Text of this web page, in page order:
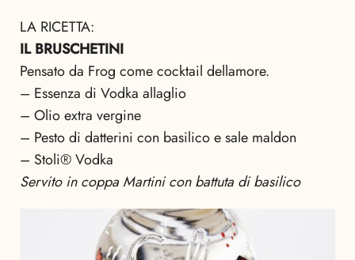
LA RICETTA:
IL BRUSCHETINI
Pensato da Frog come cocktail dellamore.
– Essenza di Vodka allaglio
– Olio extra vergine
– Pesto di datterini con basilico e sale maldon
– Stoli® Vodka
Servito in coppa Martini con battuta di basilico